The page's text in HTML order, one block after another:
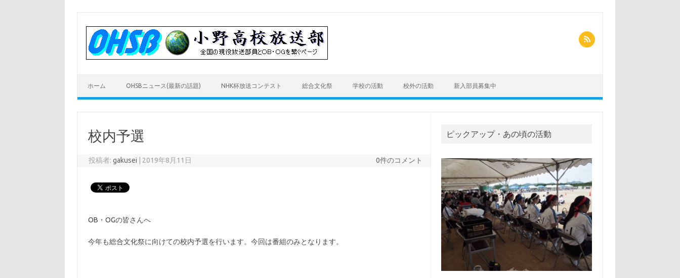
ホーム OHSBニュース(最新の話題) NHK杯放送コンテスト 総合文化祭 学校の活動 校外の活動 新入部員募集中
校内予選
投稿者:gakusei 2019年8月11日 0件のコメント
OB・OGの皆さんへ
今年も総合文化祭に向けての校内予選を行います。今回は番組のみとなります。
ピックアップ・あの頃の活動